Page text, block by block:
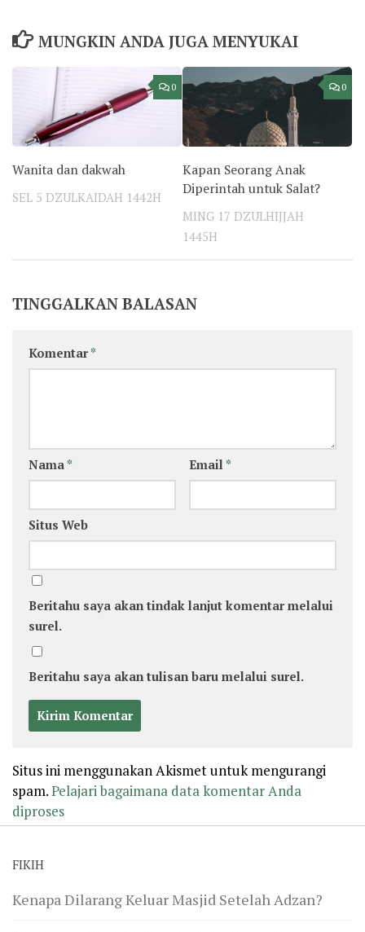
MUNGKIN ANDA JUGA MENYUKAI
0
Wanita dan dakwah
SEL 5 DZULKAIDAH 1442H
0
Kapan Seorang Anak
Diperintah untuk Salat?
MING 17 DZULHIJJAH
1445H
TINGGALKAN BALASAN
Komentar*
Nama * Email *
Situs Web
Beritahu saya akan tindak lanjut komentar melalui
surel.
Beritahu saya akan tulisan baru melalui surel.
Situs ini menggunakan Akismet untuk mengurangi
spam.Pelajari bagaimana data komentar Anda
diproses
FIKIH
Kenapa Dilarang Keluar Masjid Setelah Adzan?